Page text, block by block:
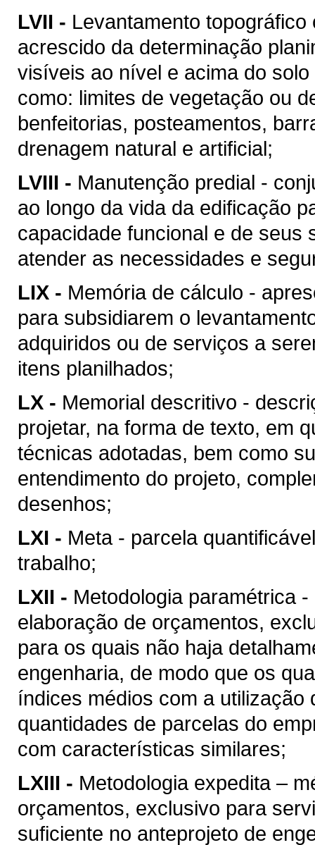
LVII - Levantamento
acrescido da determinação
visíveis ao nível e acima do
como: limites de vegetação ou
benfeitorias, posteamentos,
drenagem natural e artificial;
LVIII - Manutenção predial -
ao longo da vida da edificação
capacidade funcional e de seus
atender as necessidades e
LIX - Memória de cálculo -
para subsidiarem o
adquiridos ou de serviços a
itens planilhados;
LX - Memorial descritivo -
projetar, na forma de texto, em
técnicas adotadas, bem como
entendimento do projeto,
desenhos;
LXI - Meta - parcela
trabalho;
LXII - Metodologia paramétrica
elaboração de orçamentos,
para os quais não haja
engenharia, de modo que os
índices médios com a
quantidades de parcelas do
com características similares;
LXIII - Metodologia expedita –
orçamentos, exclusivo para
suficiente no anteprojeto de